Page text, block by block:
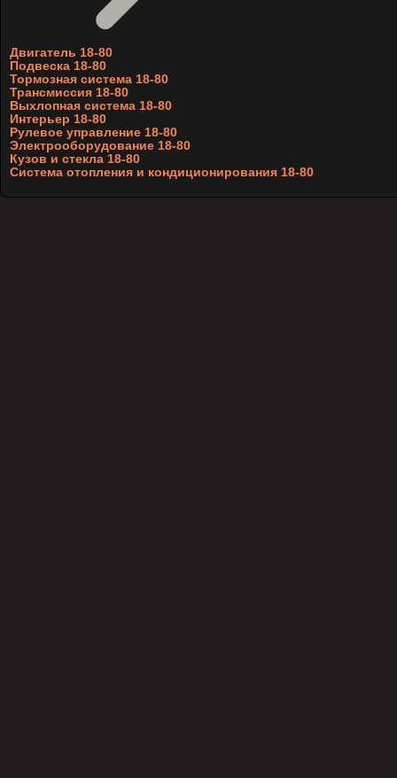
Двигатель 18-80
Подвеска 18-80
Тормозная система 18-80
Трансмиссия 18-80
Выхлопная система 18-80
Интерьер 18-80
Рулевое управление 18-80
Электрооборудование 18-80
Кузов и стекла 18-80
Система отопления и кондиционирования 18-80